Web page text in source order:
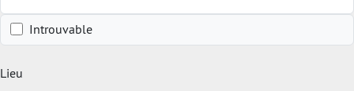
Introuvable
Lieu